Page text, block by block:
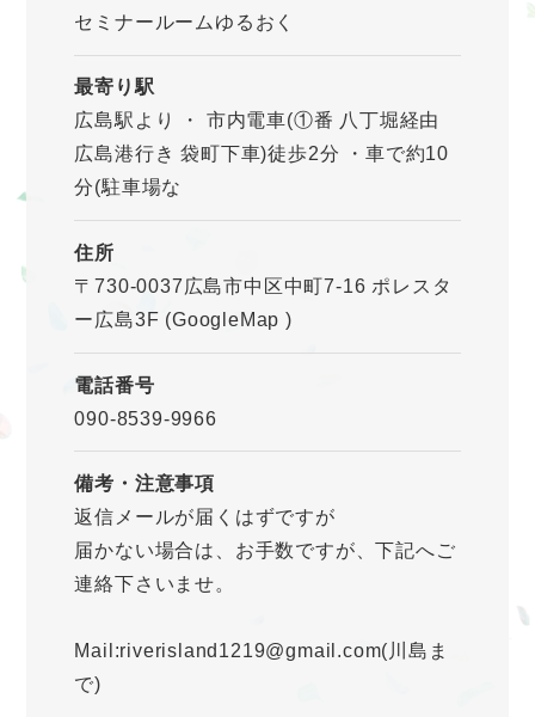
セミナールームゆるおく
最寄り駅
広島駅より ・ 市内電車(①番 八丁堀経由
広島港行き 袋町下車)徒歩2分 ・車で約10
分(駐車場な
住所
〒730-0037広島市中区中町7-16 ポレスタ
ー広島3F (GoogleMap)
電話番号
090-8539-9966
備考・注意事項
返信メールが届くはずですが
届かない場合は、お手数ですが、下記へご
連絡下さいませ。
Mail:riverisland1219@gmail.com(川島ま
で)